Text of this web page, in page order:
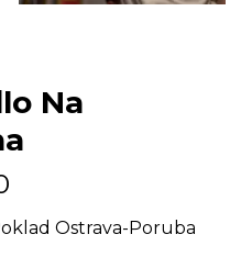
Na
Ostrava-Poruba